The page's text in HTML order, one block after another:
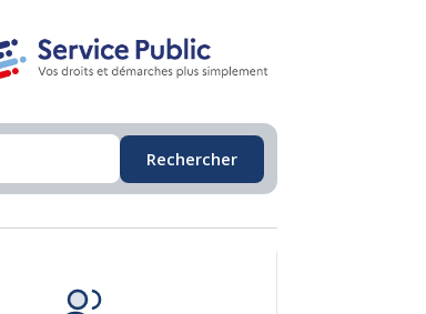
Rechercher